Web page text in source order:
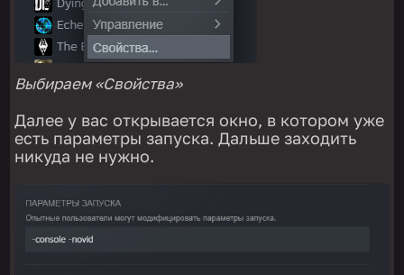
Выбираем «Свойства»
Далее у вас открывается окно, в котором уже
есть параметры запуска. Дальше заходить
никуда не нужно.